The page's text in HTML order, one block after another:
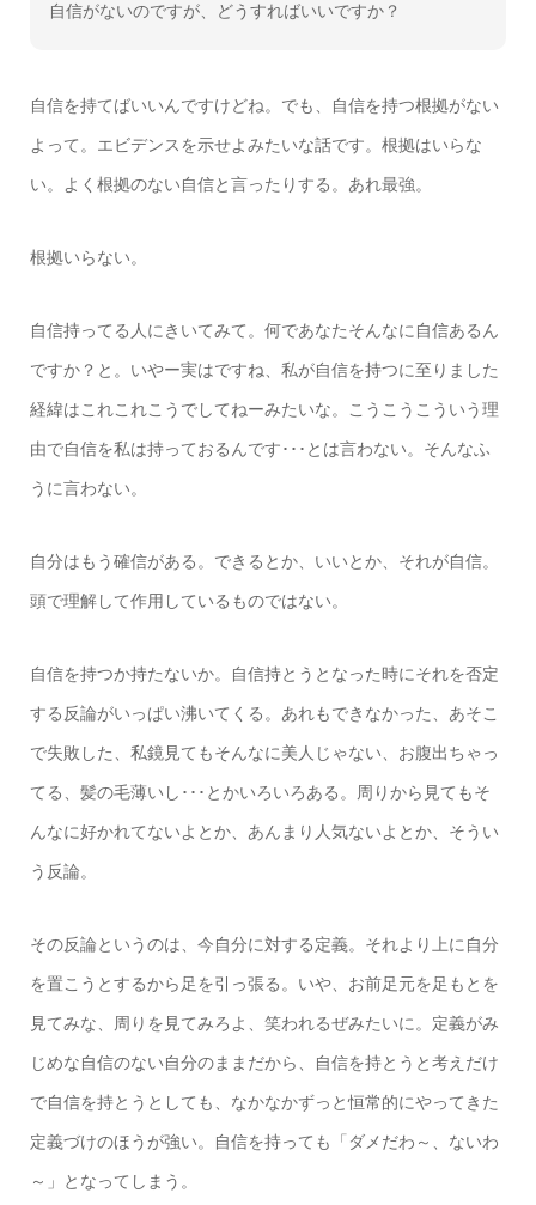
自信がないのですが、どうすればいいですか？
自信を持てばいいんですけどね。でも、自信を持つ根拠がない
よって。エビデンスを示せよみたいな話です。根拠はいらな
い。よく根拠のない自信と言ったりする。あれ最強。
根拠いらない。
自信持ってる人にきいてみて。何であなたそんなに自信あるん
ですか？と。いやー実はですね、私が自信を持つに至りました
経緯はこれこれこうでしてねーみたいな。こうこうこういう理
由で自信を私は持っておるんです･･･とは言わない。そんなふ
うに言わない。
自分はもう確信がある。できるとか、いいとか、それが自信。
頭で理解して作用しているものではない。
自信を持つか持たないか。自信持とうとなった時にそれを否定
する反論がいっぱい沸いてくる。あれもできなかった、あそこ
で失敗した、私鏡見てもそんなに美人じゃない、お腹出ちゃっ
てる、髪の毛薄いし･･･とかいろいろある。周りから見てもそ
んなに好かれてないよとか、あんまり人気ないよとか、そうい
う反論。
その反論というのは、今自分に対する定義。それより上に自分
を置こうとするから足を引っ張る。いや、お前足元を足もとを
見てみな、周りを見てみろよ、笑われるぜみたいに。定義がみ
じめな自信のない自分のままだから、自信を持とうと考えだけ
で自信を持とうとしても、なかなかずっと恒常的にやってきた
定義づけのほうが強い。自信を持っても「ダメだわ～、ないわ
～」となってしまう。